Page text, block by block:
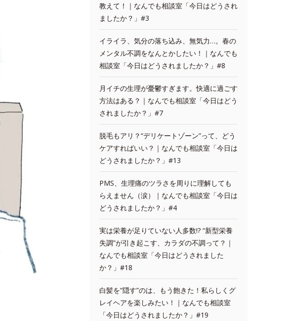
教えて！｜なんでも相談室「今日はどうされ
ましたか？」#3
イライラ、気分の落ち込み、無気力…。春の
メンタル不調をなんとかしたい！｜なんでも
相談室「今日はどうされましたか？」#8
月イチの生理が憂鬱すぎます。快適に過ごす
方法はある？｜なんでも相談室「今日はどう
されましたか？」#7
脱毛もアリ？“デリケートゾーン”って、どう
ケアすればいい？｜なんでも相談室「今日は
どうされましたか？」#13
PMS、生理痛のツラさを周りに理解しても
らえません（涙）｜なんでも相談室「今日は
どうされましたか？」#4
実は栄養が足りていない人多数!? “新型栄養
失調”が引き起こす、カラダの不調って？｜
なんでも相談室「今日はどうされました
か？」#18
白髪を“隠す”のは、もう飽きた！私らしくグ
レイヘアを楽しみたい！｜なんでも相談室
「今日はどうされましたか？」#19